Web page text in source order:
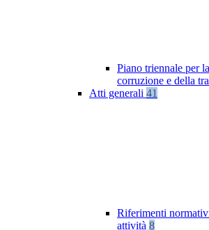
Piano triennale per
corruzione e della
Atti generali 41
Riferimenti
attività 8